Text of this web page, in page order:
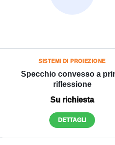
SISTEMI DI PROIEZIONE
Specchio convesso a
riflessione
Su richiesta
DETTAGLI